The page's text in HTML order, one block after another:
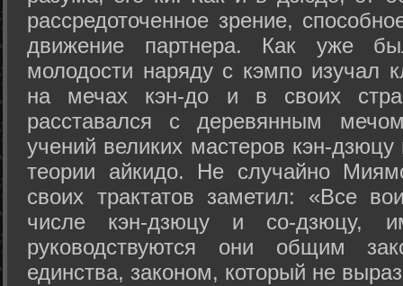
рассредоточенное зрение,
движение партнера. Как уже
молодости наряду с кэмпо изучал
на мечах кэн-до и в своих
расставался с деревянным
учений великих мастеров кэн-
теории айкидо. Не случайно
своих трактатов заметил: «Все
числе кэн-дзюцу и со-дзюцу,
руководствуются они общим
единства, законом, который не